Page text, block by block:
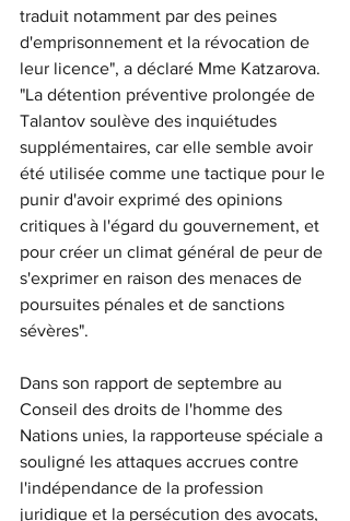
traduit notamment par des peines
d'emprisonnement et la révocation de
leur licence", a déclaré Mme Katzarova.
"La détention préventive prolongée de
Talantov soulève des inquiétudes
supplémentaires, car elle semble avoir
été utilisée comme une tactique pour le
punir d'avoir exprimé des opinions
critiques à l'égard du gouvernement, et
pour créer un climat général de peur de
s'exprimer en raison des menaces de
poursuites pénales et de sanctions
sévères".
Dans son rapport de septembre au
Conseil des droits de l'homme des
Nations unies, la rapporteuse spéciale a
souligné les attaques accrues contre
l'indépendance de la profession
juridique et la persécution des avocats,